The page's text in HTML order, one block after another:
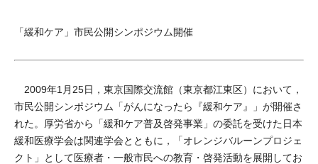
「緩和ケア」市民公開シンポジウム開催
2009年1月25日，東京国際交流館（東京都江東区）において，
市民公開シンポジウム「がんになったら『緩和ケア』」が開催さ
れた。厚労省から「緩和ケア普及啓発事業」の委託を受けた日本
緩和医療学会は関連学会とともに，「オレンジバルーンプロジェ
クト」として医療者・一般市民への教育・啓発活動を展開してお